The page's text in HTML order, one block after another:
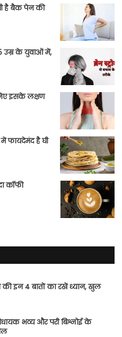
है बैक पेन की
उम्र के युवाओं में,
इसके लक्षण
फायदेमंद है घी
कॉफी
इन 4 बातों का रखें ध्यान, खुल
भव्य और परी बिश्नोई के